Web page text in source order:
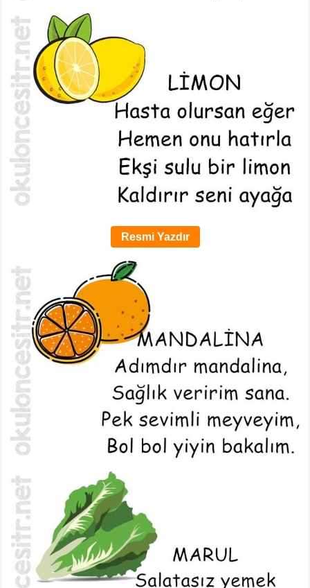
Resmi Yazdır